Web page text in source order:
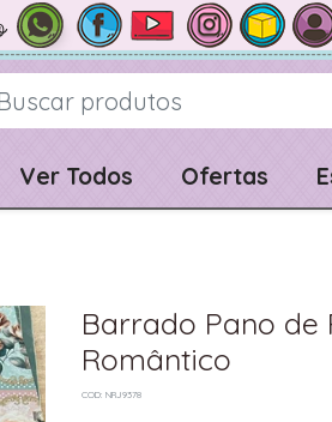
Ver Todos Ofertas
Barrado Pano
Romântico
COD: NRJ9378